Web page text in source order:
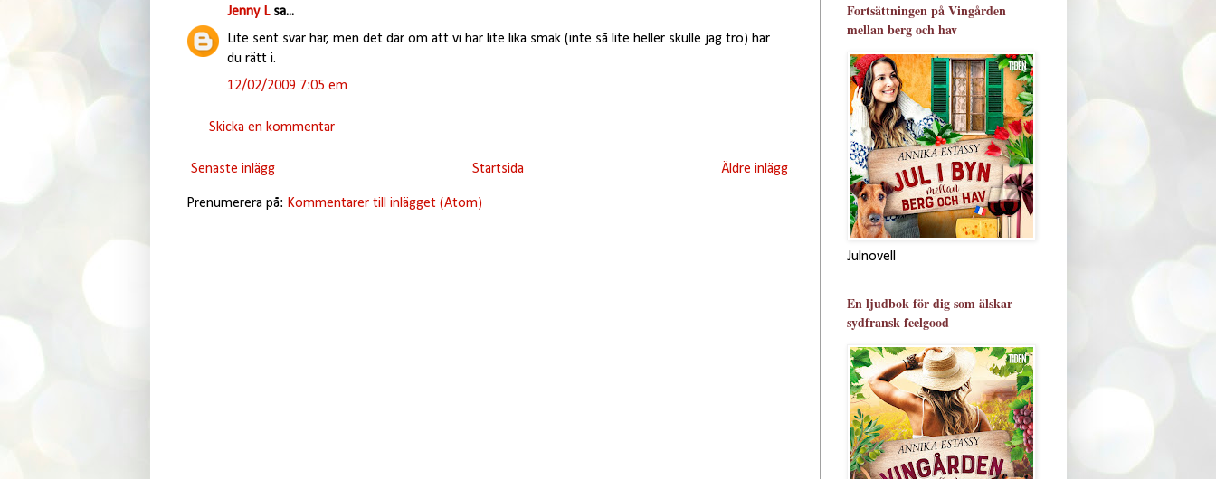
Jenny Lsa...
Lite sent svar här, men det där om att vi har lite lika smak (inte så lite heller skulle jag tro) har
du rätt i.
12/02/2009 7:05 em
Skicka en kommentar
Senaste inlägg Äldre inlägg
Startsida
Prenumerera på: Kommentarer till inlägget (Atom)
Fortsättningen på Vingården
mellan berg och hav
Julnovell
En ljudbok för dig som älskar
sydfransk feelgood